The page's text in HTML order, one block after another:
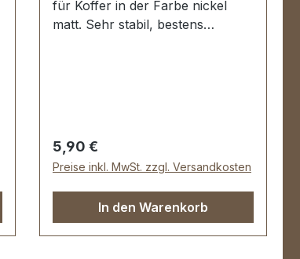
für Koffer in der Farbe nickel
matt. Sehr stabil, bestens
Regulärer Preis:
5,90 €
Preise inkl. MwSt. zzgl. Versandkosten
In den Warenkorb